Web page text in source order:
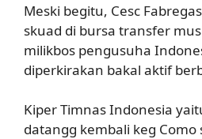
Meski begitu, Cesc
skuad di bursa transfer
milikbos pengusuha
diperkirakan bakal aktif
Kiper Timnas Indonesia
datangg kembali keg